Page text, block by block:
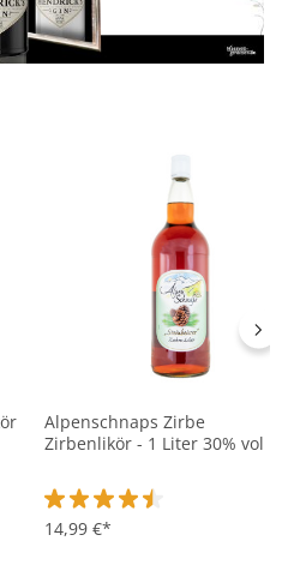
5 von 5 Sternen
Alpenschnaps Zirbe
Zirbenlikör - 1 Liter 30% vol
Durchschnittliche
14,99 €*